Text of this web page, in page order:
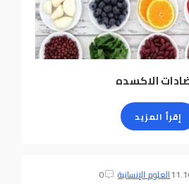
الاكسده
إقرأ المزيد
العلوم الإنسانية 0